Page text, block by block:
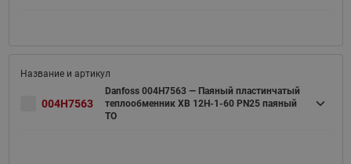
004H7563
Danfoss 004H7563 — Паяный пластинчатый
теплообменник XB 12H-1-60 PN25 паяный
ТО